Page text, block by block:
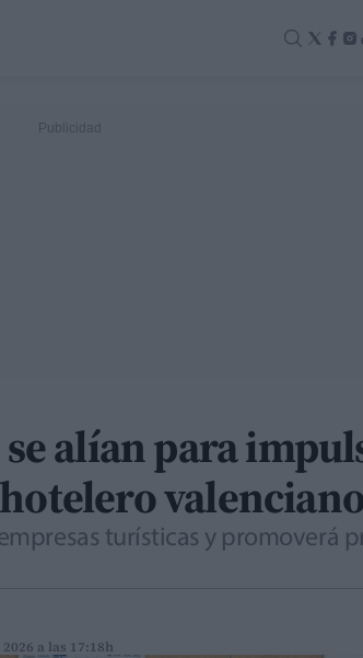
alían para
turísticas y promoverá
a las 17:18h